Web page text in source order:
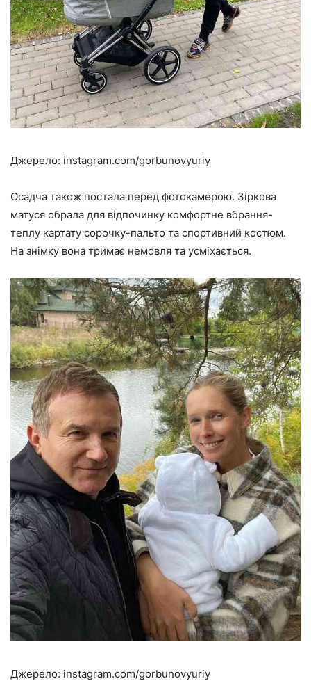
Джерело: instagram.com/gorbunovyuriy
Осадча також постала перед фотокамерою. Зіркова
матуся обрала для відпочинку комфортне вбрання-
теплу картату сорочку-пальто та спортивний костюм.
На знімку вона тримає немовля та усміхається.
Джерело: instagram.com/gorbunovyuriy